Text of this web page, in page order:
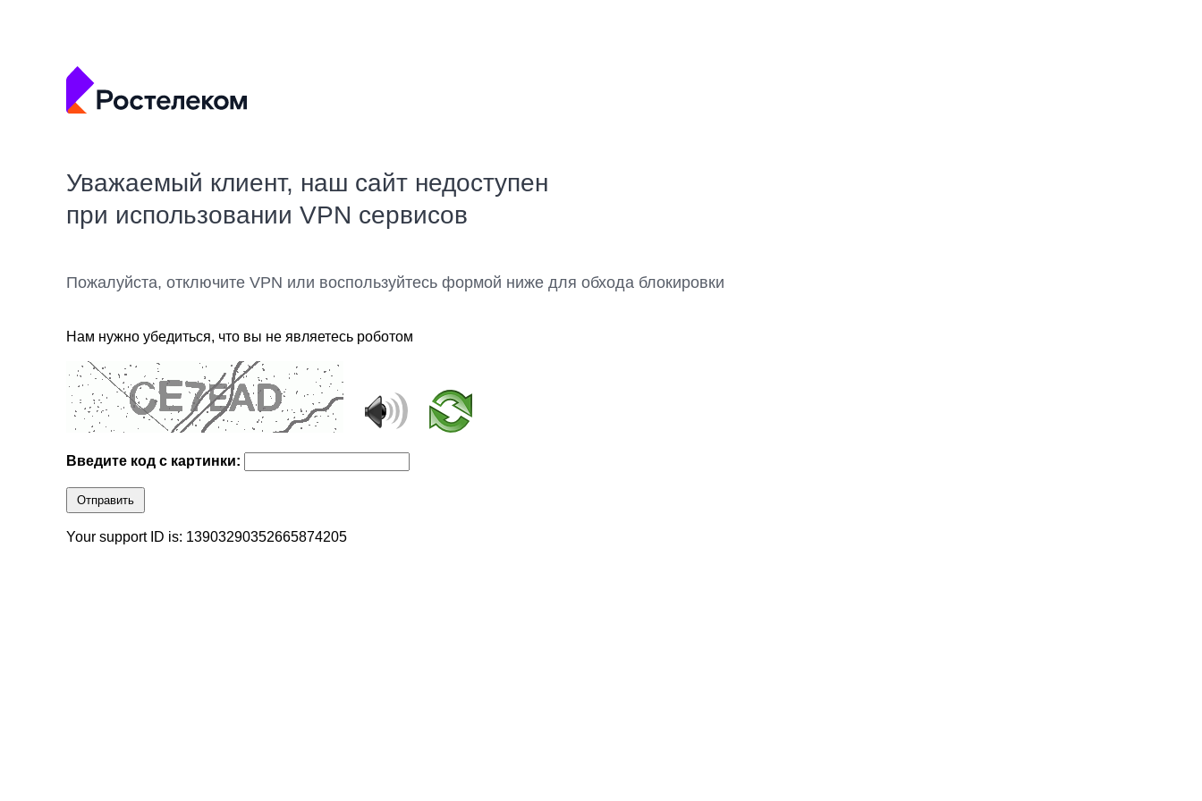
Уважаемый клиент, наш сайт недоступен
при использовании VPN сервисов
Пожалуйста, отключите VPN или воспользуйтесь формой ниже для обхода блокировки
Нам нужно убедиться, что вы не являетесь роботом
Введите код с картинки:
Отправить
Your support ID is: 13903290352665874205